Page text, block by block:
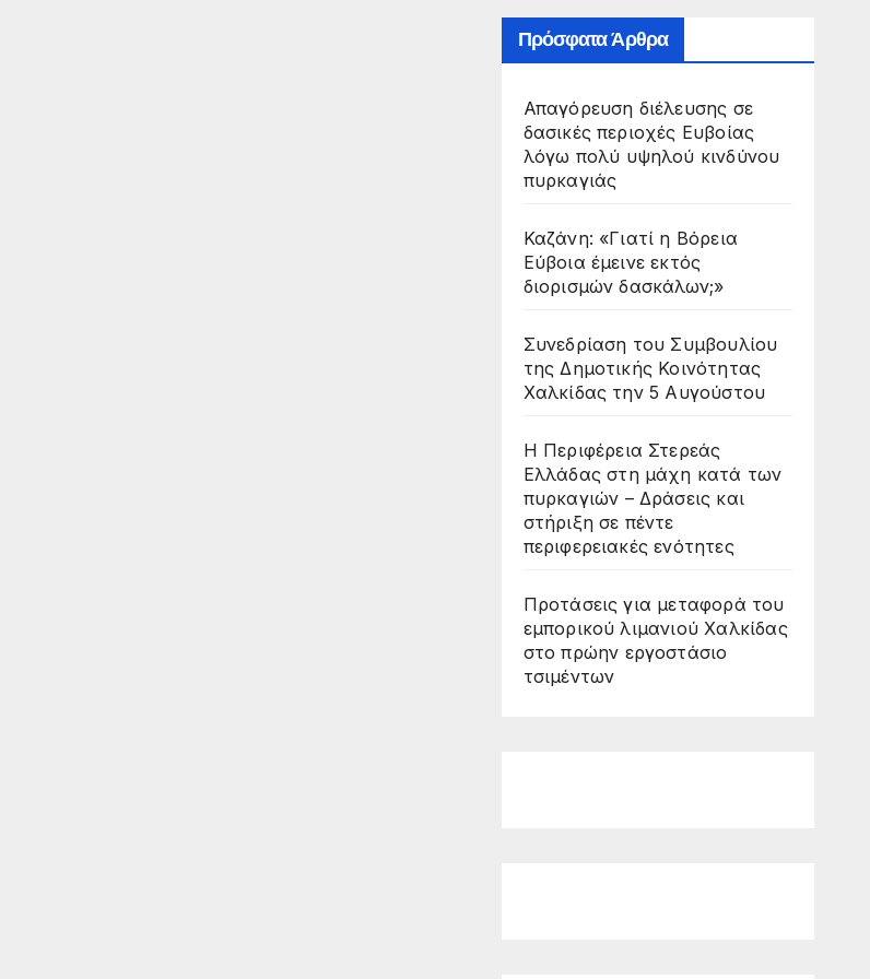
Πρόσφατα Άρθρα
Απαγόρευση διέλευσης σε
δασικές περιοχές Ευβοίας
λόγω πολύ υψηλού κινδύνου
πυρκαγιάς
Καζάνη: «Γιατί η Βόρεια
Εύβοια έμεινε εκτός
διορισμών δασκάλων;»
Συνεδρίαση του Συμβουλίου
της Δημοτικής Κοινότητας
Χαλκίδας την 5 Αυγούστου
Η Περιφέρεια Στερεάς
Ελλάδας στη μάχη κατά των
πυρκαγιών – Δράσεις και
στήριξη σε πέντε
περιφερειακές ενότητες
Προτάσεις για μεταφορά του
εμπορικού λιμανιού Χαλκίδας
στο πρώην εργοστάσιο
τσιμέντων